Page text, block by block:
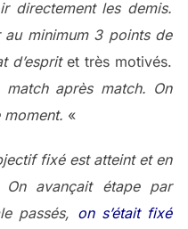
directement les demis.
au minimum 3 points de
d’esprit et très motivés.
après match. On
moment. «
fixé est atteint et en
avançait étape par
passés, on s’était fixé